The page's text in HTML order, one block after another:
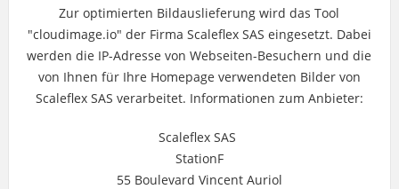
Zur optimierten Bildauslieferung wird das Tool
"cloudimage.io" der Firma Scaleflex SAS eingesetzt. Dabei
werden die IP-Adresse von Webseiten-Besuchern und die
von Ihnen für Ihre Homepage verwendeten Bilder von
Scaleflex SAS verarbeitet. Informationen zum Anbieter:
Scaleflex SAS
StationF
55 Boulevard Vincent Auriol